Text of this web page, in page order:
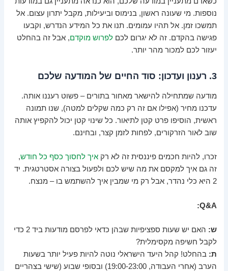
נוספות. מי שעונה ראשון, בנימוס וביעילות, מקבל יתרון עצום. אל
תמשכו זמן. אל תהיו עמומים. תנו את כל המידע הנדרש, וקבעו
פגישה בהקדם. זה לא יגרום לכםלפרוש מוקדם, אבל זה בהחלט
יעזור לכם למכור מהר יותר.
3. רענון ועדכון: סוד החיים של המודעה שלכם
מודעה שמתחילה להישאר מאחור בתורים – פשוט רעננו אותה.
עדכנו מחיר (אפילו אם זה רק כמה שקלים למטה), שנו תמונה
ראשית, הוסיפו פרט קטן לתיאור. כל שינוי קטן יכול להקפיץ אותה
שוב לאור הזרקורים, לפחות לזמן קצר, ובחינם.
זכרו, להיות חכמים פיננסית זה לא רקאיך לחסוך כסף כל חודש,
זה גם איך למקסם את מה שיש לכם ולפעול בצורה אסטרטגית. יד
2 היא כלי נהדר, אבל רק מי שמבין איך להשתמש בו – מנצח.
Q&A:
ש:
האם יש שעות ספציפיות שבהן כדאי לפרסם מודעות ביד 2 כדי
לקבל חשיפה מקסימלית?
ת: בהחלט! קהל היעד הישראלי נוטה להיות פעיל יותר בשעות
הערב (אחרי העבודה, 19:00-23:00) ובסופי שבוע (שישי בצהריים